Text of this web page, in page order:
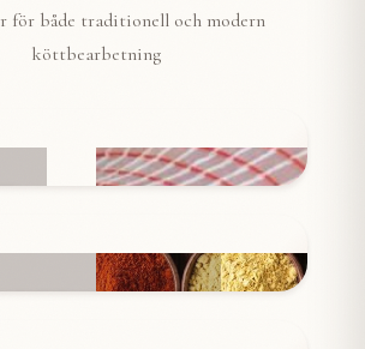
för både traditionell och modern
köttbearbetning